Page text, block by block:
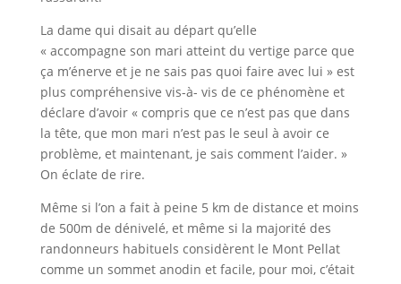
La dame qui disait au départ qu’elle
« accompagne son mari atteint du vertige parce que
ça m’énerve et je ne sais pas quoi faire avec lui » est
plus compréhensive vis-à- vis de ce phénomène et
déclare d’avoir « compris que ce n’est pas que dans
la tête, que mon mari n’est pas le seul à avoir ce
problème, et maintenant, je sais comment l’aider. »
On éclate de rire.
Même si l’on a fait à peine 5 km de distance et moins
de 500m de dénivelé, et même si la majorité des
randonneurs habituels considèrent le Mont Pellat
comme un sommet anodin et facile, pour moi, c’était